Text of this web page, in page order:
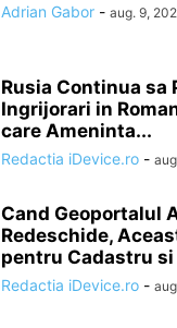
Adrian Gabor - aug. 9,
Rusia Continua sa
Ingrijorari in
care Ameninta...
Redactia iDevice.ro -
Cand Geoportalul
Redeschide,
pentru Cadastru si
Redactia iDevice.ro -